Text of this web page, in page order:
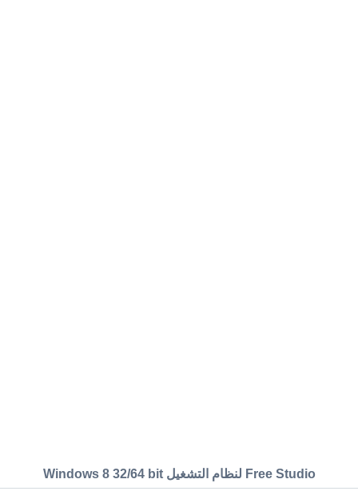
Free Studio لنظام التشغيل Windows 8 32/64 bit